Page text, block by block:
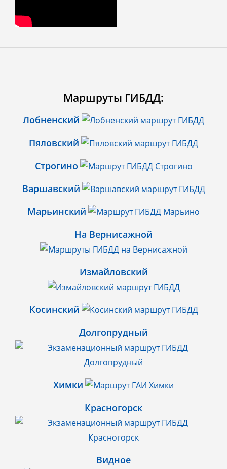
Маршруты ГИБДД:
Лобненский
Пяловский
Строгино
Варшавский
Марьинский
На Вернисажной
Измайловский
Косинский
Долгопрудный
Химки
Красногорск
Видное